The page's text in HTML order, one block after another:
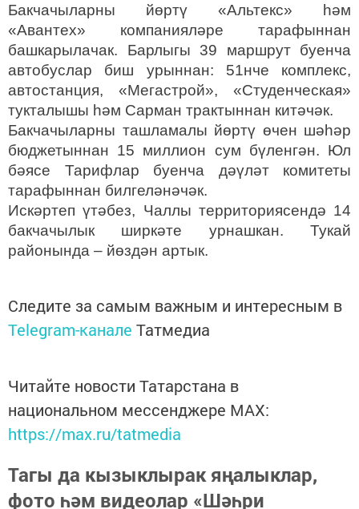
Бакчачыларны йөртү «Альтекс» һәм
«Авантех» компанияләре тарафыннан
башкарылачак. Барлыгы 39 маршрут буенча
автобуслар биш урыннан: 51нче комплекс,
автостанция, «Мегастрой», «Студенческая»
тукталышы һәм Сарман трактыннан китәчәк.
Бакчачыларны ташламалы йөртү өчен шәһәр
бюджетыннан 15 миллион сум бүленгән. Юл
бәясе Тарифлар буенча дәүләт комитеты
тарафыннан билгеләнәчәк.
Искәртеп үтәбез, Чаллы территориясендә 14
бакчачылык ширкәте урнашкан. Тукай
районында – йөздән артык.
Следите за самым важным и интересным в
Telegram-канале Татмедиа
Читайте новости Татарстана в
национальном мессенджере MАХ:
https://max.ru/tatmedia
Тагы да кызыклырак яңалыклар,
фото һәм видеолар «Шәһри